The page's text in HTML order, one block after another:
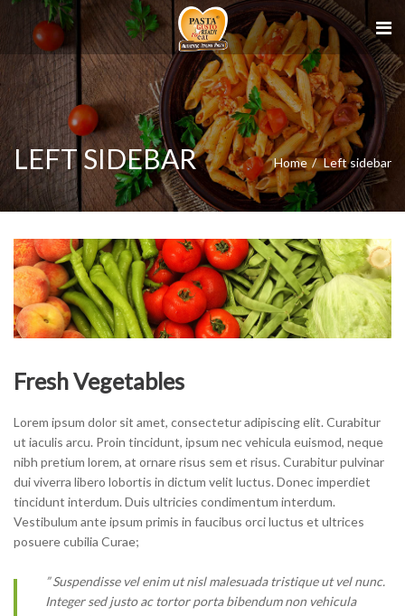
LEFT SIDEBAR Home Left sidebar
Fresh Vegetables
Lorem ipsum dolor sit amet, consectetur adipiscing elit. Curabitur
ut iaculis arcu. Proin tincidunt, ipsum nec vehicula euismod, neque
nibh pretium lorem, at ornare risus sem et risus. Curabitur pulvinar
dui viverra libero lobortis in dictum velit luctus. Donec imperdiet
tincidunt interdum. Duis ultricies condimentum interdum.
Vestibulum ante ipsum primis in faucibus orci luctus et ultrices
posuere cubilia Curae;
” Suspendisse vel enim ut nisl malesuada tristique ut vel nunc.
Integer sed justo ac tortor porta bibendum non vehicula